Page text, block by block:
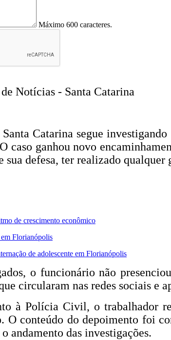
Máximo 600 caracteres.
Notícias - Santa Catarina
Catarina segue
caso ganhou novo
sua defesa, ter realizado qualquer
de crescimento econômico
Florianópolis
de adolescente em Florianópolis
o funcionário não
circularam nas redes sociais e
à Polícia Civil, o trabalhador
O conteúdo do depoimento foi
andamento das investigações.